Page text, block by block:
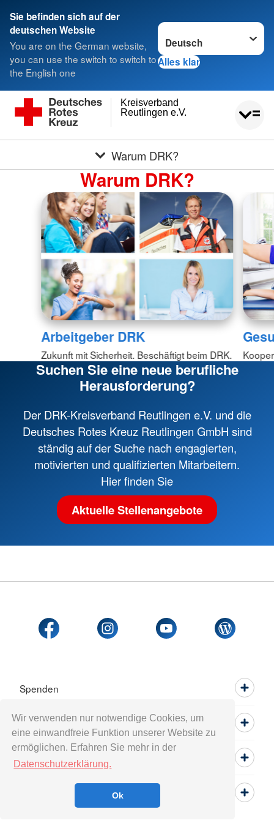
Wir verwenden nur notwendige Cookies, um
eine einwandfreie Funktion unserer Website zu
ermöglichen. Erfahren Sie mehr in der
Datenschutzerklärung.
Ok
Sie befinden sich auf der
deutschen Website
You are on the German website,
you can use the switch to switch to
the English one
Sprache wechseln zu
Alles klar
Reutlingen e.V.
Kreisverband
Warum DRK?
Warum DRK?
Arbeitgeber DRK
Zukunft mit Sicherheit. Beschäftigt beim DRK.
Suchen Sie eine neue berufliche
Herausforderung?
Der DRK-Kreisverband Reutlingen e.V. und die
Deutsches Rotes Kreuz Reutlingen GmbH sind
ständig auf der Suche nach engagierten,
motivierten und qualifizierten Mitarbeitern.
Hier finden Sie
Aktuelle Stellenangebote
Spenden
Mitwirken
Informieren